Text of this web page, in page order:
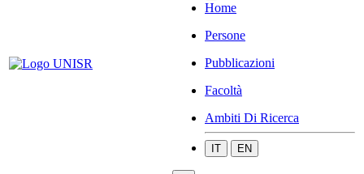
Home
Persone
Pubblicazioni
Facoltà
Ambiti Di Ricerca
IT EN